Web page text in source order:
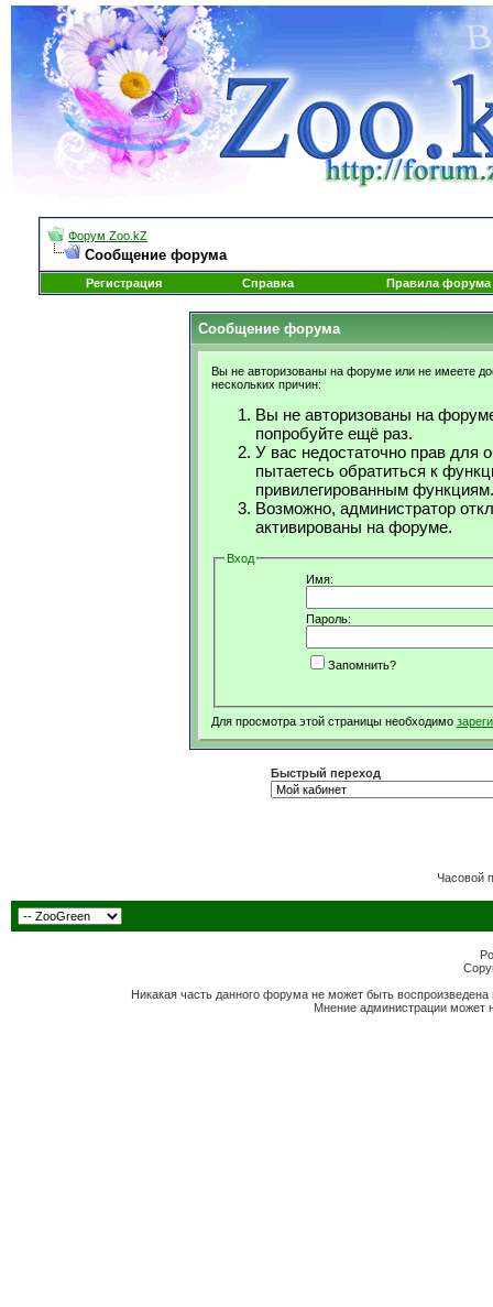
Форум Zoo.kZ
Сообщение форума
Регистрация Справка Правила форума
Сообщение форума
Вы не авторизованы на форуме или не имеете
нескольких причин:
Вы не авторизованы на
попробуйте ещё раз.
У вас недостаточно прав для
пытаетесь обратиться к
привилегированным функциям.
Возможно, администратор
активированы на форуме.
Вход
Имя:
Пароль:
Запомнить?
Для просмотра этой страницы необходимо
Быстрый переход
Часовой
Никакая часть данного форума не может быть
Мнение администрации может